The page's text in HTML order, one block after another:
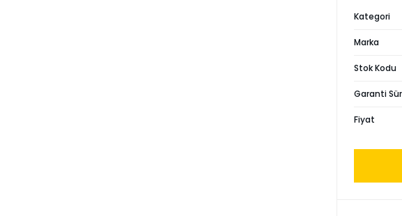
Kategori
Marka
Stok Kodu
Garanti
Fiyat